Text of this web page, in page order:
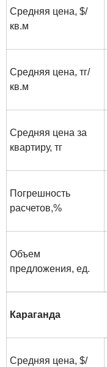
Средняя цена, $/
кв.м
Средняя цена, тг/
кв.м
Средняя цена за
квартиру, тг
Погрешность
расчетов,%
Объем
предложения, ед.
Караганда
Средняя цена, $/